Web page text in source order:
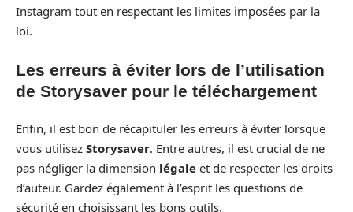
Instagram tout en respectant les limites imposées par la
loi.
Les erreurs à éviter lors de l’utilisation
de Storysaver pour le téléchargement
Enfin, il est bon de récapituler les erreurs à éviter lorsque
vous utilisez Storysaver. Entre autres, il est crucial de ne
pas négliger la dimension légale et de respecter les droits
d’auteur. Gardez également à l’esprit les questions de
sécurité en choisissant les bons outils.